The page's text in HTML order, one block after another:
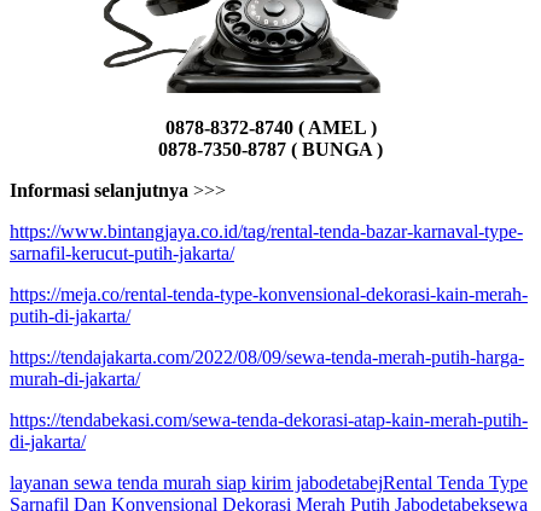
0878-8372-8740 ( AMEL )
0878-7350-8787 ( BUNGA )
Informasi selanjutnya >>>
https://www.bintangjaya.co.id/tag/rental-tenda-bazar-karnaval-type-
sarnafil-kerucut-putih-jakarta/
https://meja.co/rental-tenda-type-konvensional-dekorasi-kain-merah-
putih-di-jakarta/
https://tendajakarta.com/2022/08/09/sewa-tenda-merah-putih-harga-
murah-di-jakarta/
https://tendabekasi.com/sewa-tenda-dekorasi-atap-kain-merah-putih-
di-jakarta/
layanan sewa tenda murah siap kirim jabodetabejRental Tenda Type
Sarnafil Dan Konvensional Dekorasi Merah Putih Jabodetabeksewa